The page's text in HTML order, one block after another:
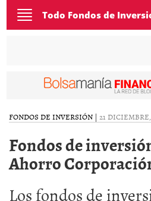
Toggle
navigation
Todo Fondos de
FONDOS DE INVERSIÓN | 21
Fondos de
Ahorro
Los fondos de